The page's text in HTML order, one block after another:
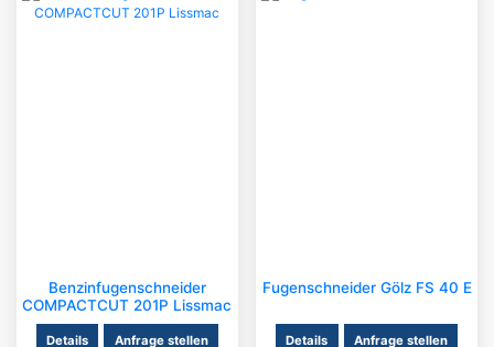
Benzinfugenschneider
COMPACTCUT 201P Lissmac
Details Anfrage stellen
Fugenschneider Gölz FS 40 E
Details Anfrage stellen